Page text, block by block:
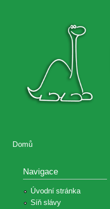
Brontosaurus
Brontosaurus
Domů
Navigace
Úvodní stránka
Síň slávy